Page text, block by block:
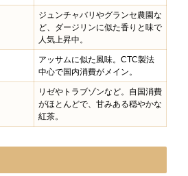
ジュンチャバリやグランセ農園な
ど、ダージリンに似た香りと味で
人気上昇中。
アッサムに似た風味。CTC製法
中心で国内消費がメイン。
リゼやトラブゾンなど。自国消費
がほとんどで、甘みある穏やかな
紅茶。